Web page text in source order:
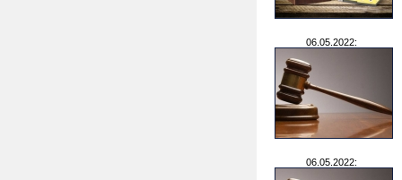
06.05.2022:
06.05.2022: